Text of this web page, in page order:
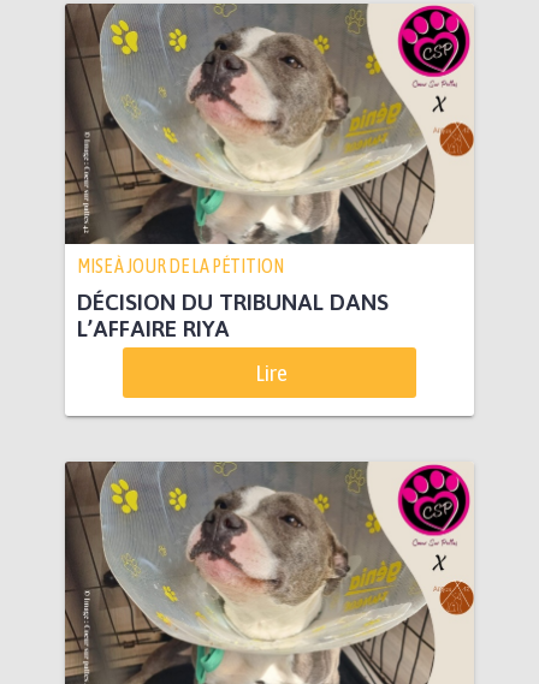
MISE À JOUR DE LA PÉTITION
DÉCISION DU TRIBUNAL DANS
L’AFFAIRE RIYA
Lire